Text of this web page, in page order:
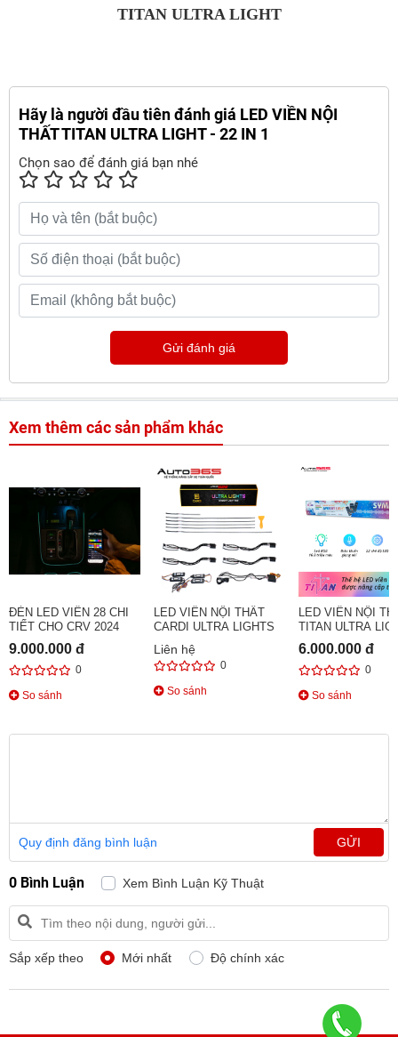
TITAN ULTRA LIGHT
Hãy là người đầu tiên đánh giá LED VIỀN NỘI
THẤT TITAN ULTRA LIGHT - 22 IN 1
Chọn sao để đánh giá bạn nhé
Gửi đánh giá
Xem thêm các sản phẩm khác
ĐÈN LED VIỀN 28 CHI
TIẾT CHO CRV 2024
9.000.000 đ
0
So sánh
LED VIỀN NỘI THẤT
CARDI ULTRA LIGHTS
Liên hệ
0
So sánh
LED VIỀN NỘI
TITAN ULTRA
18 IN 1
6.000.000 đ
0
So sánh
Quy định đăng bình luận GỬI
0 Bình Luận Xem Bình Luận Kỹ Thuật
Sắp xếp theo Mới nhất Độ chính xác